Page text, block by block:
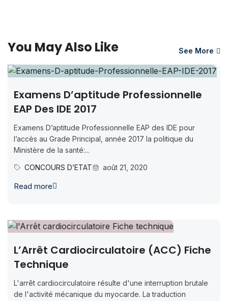
You May Also Like See More
Examens D’aptitude Professionnelle
EAP Des IDE 2017
Examens D’aptitude Professionnelle EAP des IDE pour
l’accès au Grade Principal, année 2017 la politique du
Ministère de la santé:...
CONCOURS D’ETAT
août 21, 2020
Read more
L’Arrêt Cardiocirculatoire (ACC) Fiche
Technique
L'arrêt cardiocirculatoire résulte d'une interruption brutale
de l'activité mécanique du myocarde. La traduction